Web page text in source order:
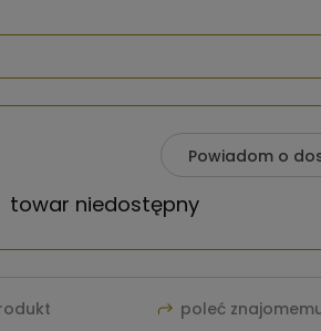
Powiadom o
towar niedostępny
poleć